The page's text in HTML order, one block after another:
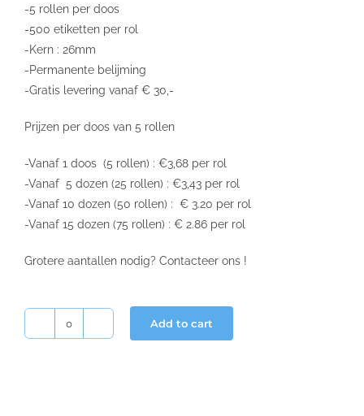
-5 rollen per doos
-500 etiketten per rol
-Kern : 26mm
-Permanente belijming
-Gratis levering vanaf € 30,-
Prijzen per doos van 5 rollen
-Vanaf 1 doos (5 rollen) : €3,68 per rol
-Vanaf 5 dozen (25 rollen) : €3,43 per rol
-Vanaf 10 dozen (50 rollen) : € 3.20 per rol
-Vanaf 15 dozen (75 rollen) : € 2.86 per rol
Grotere aantallen nodig? Contacteer ons !
Dymo
Add to cart